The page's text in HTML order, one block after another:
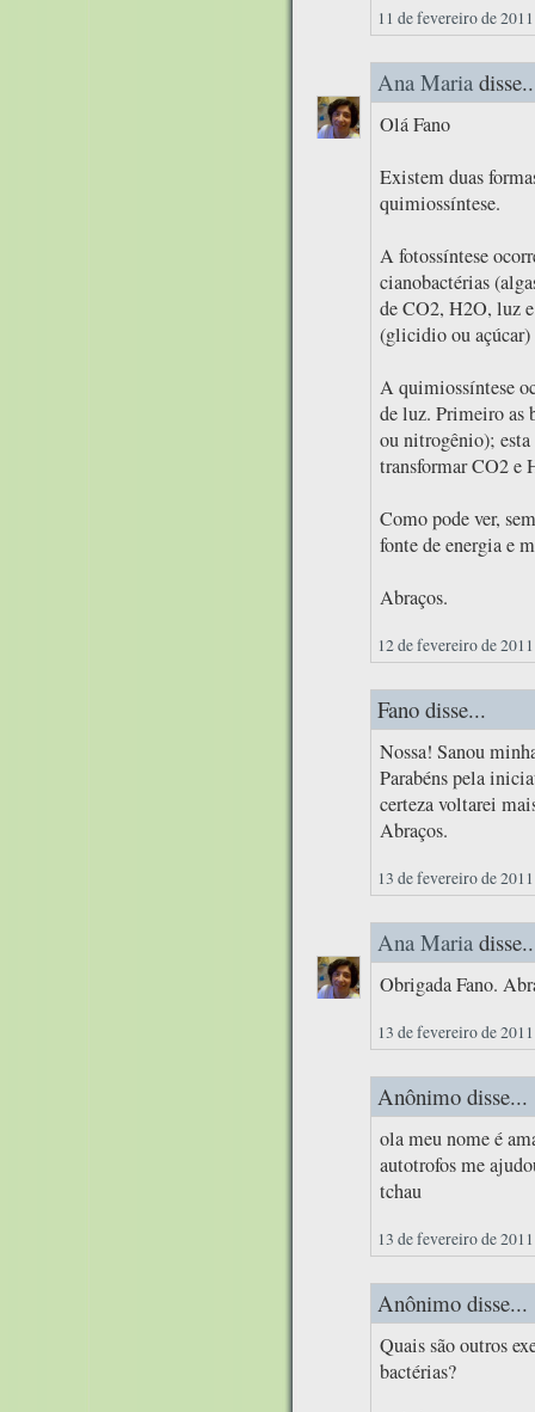
11 de fevereiro de
Ana Maria
Olá Fano
Existem duas
quimiossíntese.
A fotossíntese
cianobactérias
de CO2, H2O, luz
(glicidio ou açúcar)
A quimiossíntese
de luz. Primeiro as
ou nitrogênio); esta
transformar CO2 e
Como pode ver,
fonte de energia e
Abraços.
12 de fevereiro de
Fano disse...
Nossa! Sanou
Parabéns pela
certeza voltarei
Abraços.
13 de fevereiro de
Ana Maria
Obrigada Fano.
13 de fevereiro de
Anônimo disse...
ola meu nome é
autotrofos me
tchau
13 de fevereiro de
Anônimo disse...
Quais são outros
bactérias?